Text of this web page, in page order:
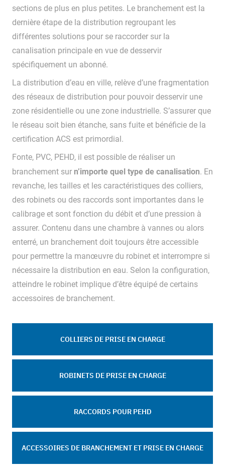
sections de plus en plus petites. Le branchement est la
dernière étape de la distribution regroupant les
différentes solutions pour se raccorder sur la
canalisation principale en vue de desservir
spécifiquement un abonné.
La distribution d’eau en ville, relève d’une fragmentation
des réseaux de distribution pour pouvoir desservir une
zone résidentielle ou une zone industrielle. S’assurer que
le réseau soit bien étanche, sans fuite et bénéficie de la
certification ACS est primordial.
Fonte, PVC, PEHD, il est possible de réaliser un
branchement sur n’importe quel type de canalisation. En
revanche, les tailles et les caractéristiques des colliers,
des robinets ou des raccords sont importantes dans le
calibrage et sont fonction du débit et d’une pression à
assurer. Contenu dans une chambre à vannes ou alors
enterré, un branchement doit toujours être accessible
pour permettre la manœuvre du robinet et interrompre si
nécessaire la distribution en eau. Selon la configuration,
atteindre le robinet implique d’être équipé de certains
accessoires de branchement.
COLLIERS DE PRISE EN CHARGE
ROBINETS DE PRISE EN CHARGE
RACCORDS POUR PEHD
ACCESSOIRES DE BRANCHEMENT ET PRISE EN CHARGE